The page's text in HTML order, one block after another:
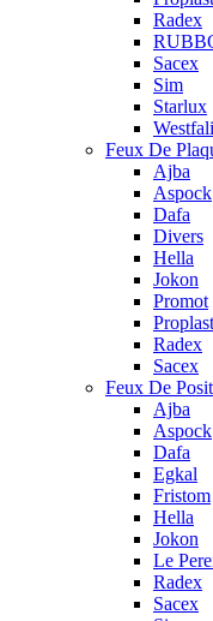
Radex
Sacex
Sim
Starlux
Feux De
Ajba
Aspock
Dafa
Divers
Hella
Jokon
Promot
Proplast
Radex
Sacex
Feux De
Ajba
Aspock
Dafa
Egkal
Fristom
Hella
Jokon
Le
Radex
Sacex